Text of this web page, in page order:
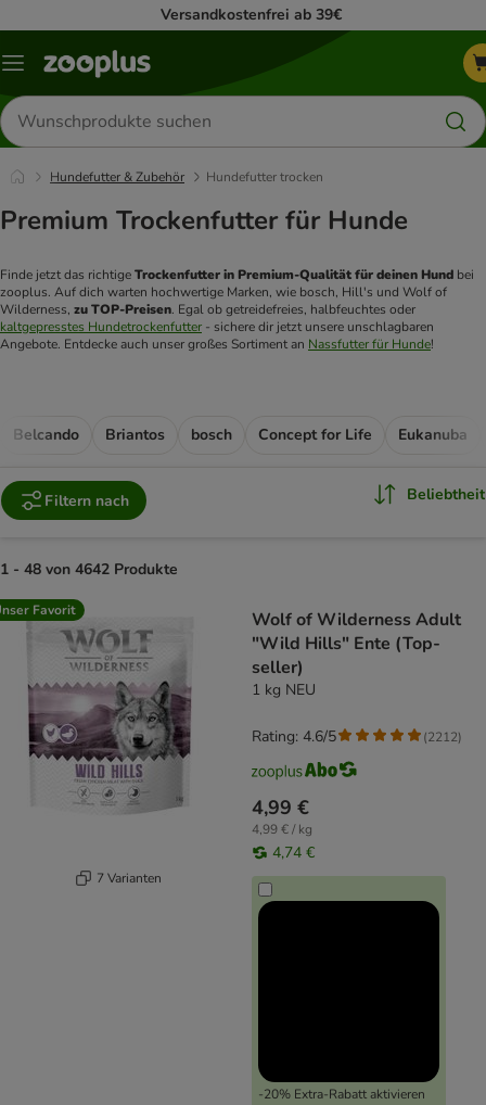
Versandkostenfrei ab 39€
Menü
Produkte
suchen
Hundefutter & Zubehör Hundefutter trocken
Premium Trockenfutter für Hunde
Finde jetzt das richtige Trockenfutter in Premium-Qualität für deinen Hund bei
zooplus. Auf dich warten hochwertige Marken, wie bosch, Hill's und Wolf of
Wilderness, zu TOP-Preisen
kaltgepresstes Hundetrockenfutter - sichere dir jetzt unsere unschlagbaren
Angebote. Entdecke auch unser großes Sortiment an Nassfutter für Hunde!
Belcando Briantos bosch Concept for Life Eukanuba
Filtern nach Beliebtheit
1 - 48 von 4642 Produkte
product items have been changed
Favorit
7 Varianten
Wolf of Wilderness Adult
"Wild Hills" Ente (Top-
seller)
1 kg NEU
4,99 €
4,99 € / kg
4,74 €
-20% Extra-Rabatt aktivieren
Rating: 4.6/5 (2212)